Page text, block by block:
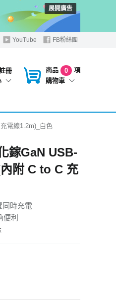
展開廣告
YouTube FB粉絲團
冊
商品 0
項
購物車
電線1.2m)_白色
鎵GaN USB-
附 C to C 充
同時充電
利